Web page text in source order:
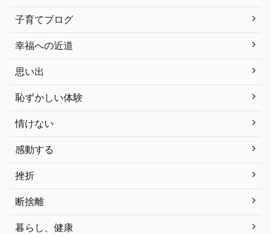
子育てブログ
幸福への近道
思い出
恥ずかしい体験
情けない
感動する
挫折
断捨離
暮らし、健康